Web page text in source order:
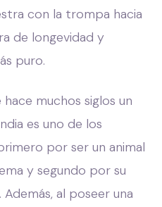
con la trompa hacia
de longevidad y
puro.
muchos siglos un
es uno de los
por ser un animal
y segundo por su
al poseer una